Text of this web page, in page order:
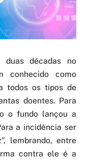
décadas no
conhecido como
todos os tipos de
doentes. Para
o fundo lançou a
a incidência ser
lembrando, entre
contra ele é a